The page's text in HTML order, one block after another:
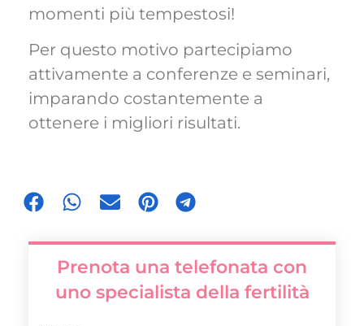
momenti più tempestosi!
Per questo motivo partecipiamo
attivamente a conferenze e seminari,
imparando costantemente a
ottenere i migliori risultati.
Prenota una telefonata con
uno specialista della fertilità